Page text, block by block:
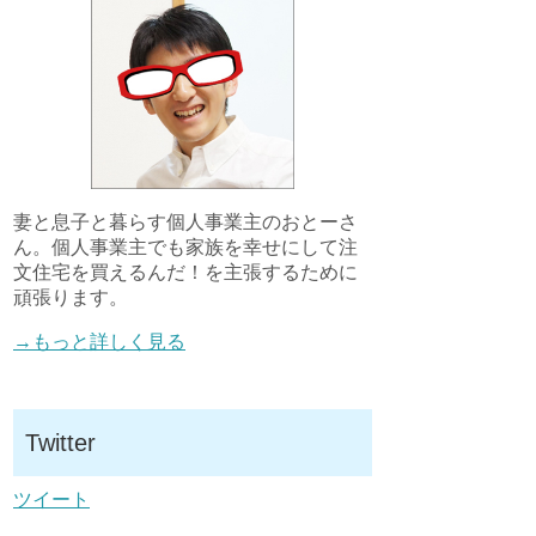
妻と息子と暮らす個人事業主のおとーさ
ん。個人事業主でも家族を幸せにして注
文住宅を買えるんだ！を主張するために
頑張ります。
→もっと詳しく見る
Twitter
ツイート